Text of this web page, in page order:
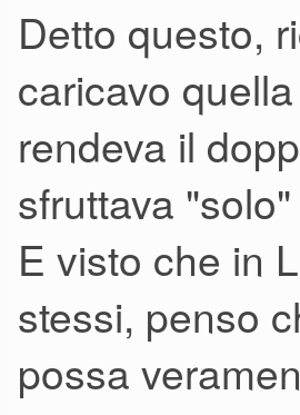
Detto questo,
caricavo
rendeva il
sfruttava
E visto che in
stessi, penso
possa